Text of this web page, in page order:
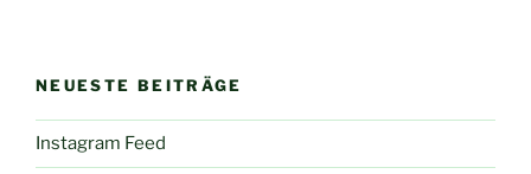
NEUESTE BEITRÄGE
Instagram Feed